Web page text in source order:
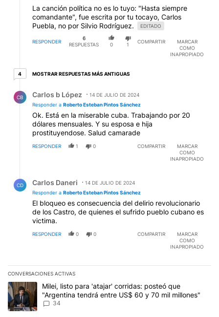
La canción política no es lo tuyo: "Hasta siempre
comandante", fue escrita por tu tocayo, Carlos
Puebla, no por Silvio Rodríguez.
EDITADO
RESPONDER
6
RESPUESTAS
0 1
COMPARTIR
MARCAR
COMO
INAPROPIADO
44 respuestas más antiguas
MOSTRAR RESPUESTAS MÁS ANTIGUAS
CB Carlos b López
14 DE JULIO DE 2024
Responder a Roberto Esteban Pintos Sánchez
Ok. Está en la miserable cuba. Trabajando por 20
dólares mensuales. Y su esposa e hija
prostituyendose. Salud camarade
RESPONDER 1 0 COMPARTIR
MARCAR
COMO
INAPROPIADO
CD Carlos Daneri
14 DE JULIO DE 2024
Responder a Roberto Esteban Pintos Sánchez
El bloqueo es consecuencia del delirio revolucionario
de los Castro, de quienes el sufrido pueblo cubano es
victima.
RESPONDER 0 0 COMPARTIR
MARCAR
COMO
INAPROPIADO
CONVERSACIONES ACTIVAS
Este listado muestra los artículos con más comentarios en los
Un artículo de tendencia con el título "Milei, listo para 'atajar'
Milei, listo para 'atajar' corridas: posteó que
"Argentina tendrá entre US$ 60 y 70 mil millones"
34